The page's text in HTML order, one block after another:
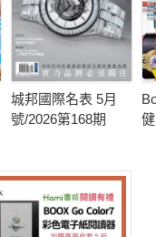
城邦國際名表 5月
號/2026第168期